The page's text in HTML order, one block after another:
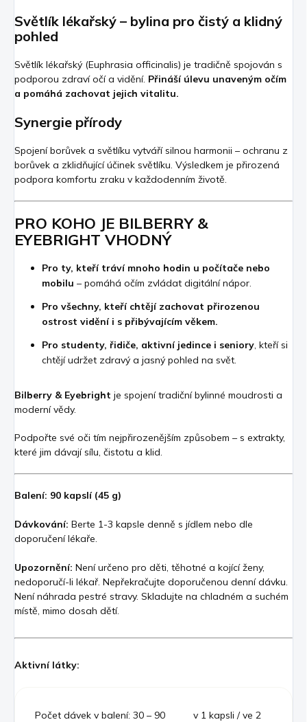
Světlík lékařský – bylina pro čistý a klidný
pohled
Světlík lékařský (Euphrasia officinalis) je tradičně spojován s
podporou zdraví očí a vidění. Přináší úlevu unaveným očím
a pomáhá zachovat jejich vitalitu.
Synergie přírody
Spojení borůvek a světlíku vytváří silnou harmonii – ochranu z
borůvek a zklidňující účinek světlíku. Výsledkem je přirozená
podpora komfortu zraku v každodenním životě.
PRO KOHO JE BILBERRY &
EYEBRIGHT VHODNÝ
Pro ty, kteří tráví mnoho hodin u počítače nebo
mobilu – pomáhá očím zvládat digitální nápor.
Pro všechny, kteří chtějí zachovat přirozenou
ostrost vidění i s přibývajícím věkem.
Pro studenty, řidiče, aktivní jedince i seniory, kteří si
chtějí udržet zdravý a jasný pohled na svět.
Bilberry & Eyebright je spojení tradiční bylinné moudrosti a
moderní vědy.
Podpořte své oči tím nejpřirozenějším způsobem – s extrakty,
které jim dávají sílu, čistotu a klid.
Balení: 90 kapslí (45 g)
Dávkování: Berte 1-3 kapsle denně s jídlem nebo dle
doporučení lékaře.
Upozornění: Není určeno pro děti, těhotné a kojící ženy,
nedoporučí-li lékař. Nepřekračujte doporučenou denní dávku.
Není náhrada pestré stravy. Skladujte na chladném a suchém
místě, mimo dosah dětí.
Aktivní látky:
Počet dávek v balení: 30 – 90
v 1 kapsli / ve 2